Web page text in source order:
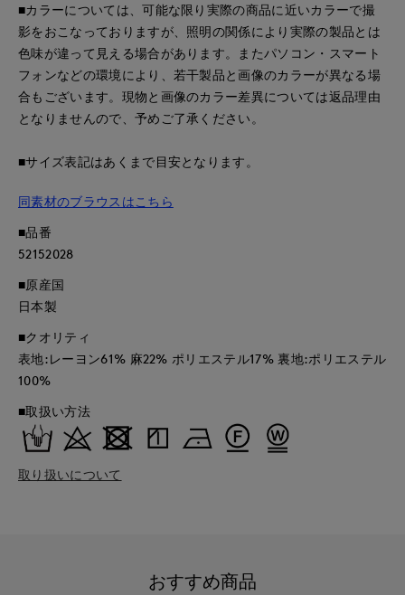
■カラーについては、可能な限り実際の商品に近いカラーで撮
影をおこなっておりますが、照明の関係により実際の製品とは
色味が違って見える場合があります。またパソコン・スマート
フォンなどの環境により、若干製品と画像のカラーが異なる場
合もございます。現物と画像のカラー差異については返品理由
となりませんので、予めご了承ください。
■サイズ表記はあくまで目安となります。
同素材のブラウスはこちら
■品番
52152028
■原産国
日本製
■クオリティ
表地:レーヨン61% 麻22% ポリエステル17% 裏地:ポリエステル
100%
■取扱い方法
取り扱いについて
おすすめ商品